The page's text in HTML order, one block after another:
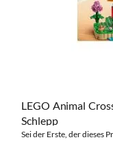
LEGO Animal
Schlepp
Sei der Erste, der dieses